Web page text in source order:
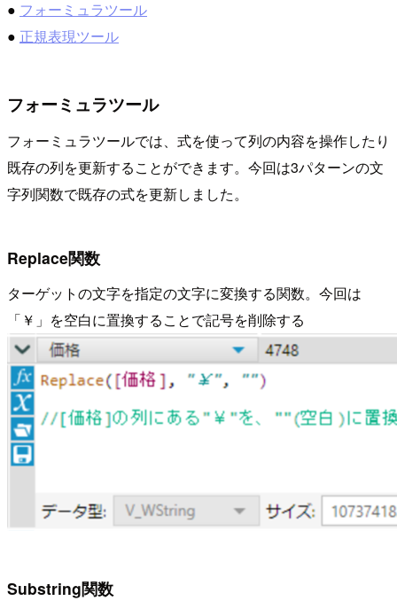
● フォーミュラツール
● 正規表現ツール
フォーミュラツール
フォーミュラツールでは、式を使って列の内容を操作したり
既存の列を更新することができます。今回は3パターンの文
字列関数で既存の式を更新しました。
Replace関数
ターゲットの文字を指定の文字に変換する関数。今回は
「￥」を空白に置換することで記号を削除する
Substring関数